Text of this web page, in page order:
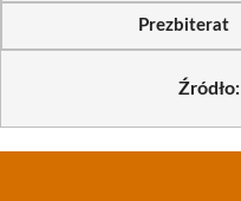
Prezbiterat
Źródło: